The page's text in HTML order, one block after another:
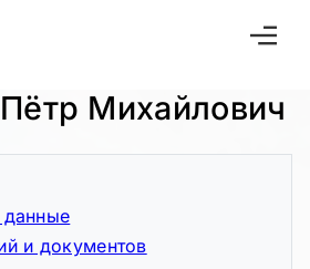
Михайлович
данные
и документов